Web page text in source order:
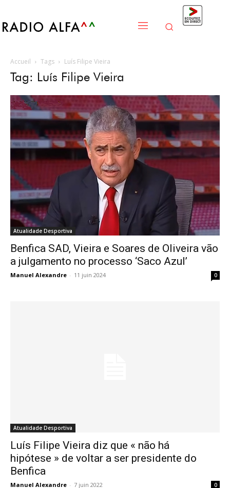
Accueil Tags Luís Filipe Vieira
Tag: Luís Filipe Vieira
Atualidade Desportiva
Benfica SAD, Vieira e Soares de Oliveira vão
a julgamento no processo ‘Saco Azul’
Manuel Alexandre - 11 juin 2024 0
Atualidade Desportiva
Luís Filipe Vieira diz que « não há
hipótese » de voltar a ser presidente do
Benfica
Manuel Alexandre - 7 juin 2022 0